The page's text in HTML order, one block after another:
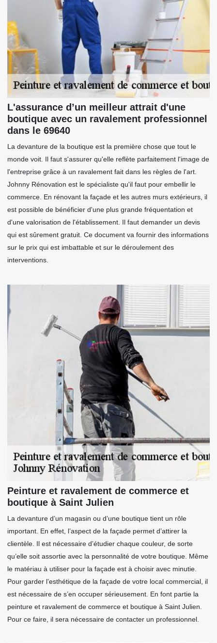
L'assurance d’un meilleur attrait d'une
boutique avec un ravalement professionnel
dans le 69640
La devanture de la boutique est la première chose que tout le
monde voit. Il faut s'assurer qu'elle reflète parfaitement l'image de
l'entreprise grâce à un ravalement fait dans les règles de l'art.
Johnny Rénovation est le spécialiste qu'il faut pour embellir le
commerce. En rénovant la façade et les autres murs extérieurs, il
est possible de bénéficier d'une plus grande fréquentation et
d'une valorisation de l'établissement. Il faut demander un devis
qui est sûrement gratuit. Ce document va fournir des informations
sur le prix qui est imbattable et sur le déroulement des
interventions.
Peinture et ravalement de commerce et
boutique à Saint Julien
La devanture d’un magasin ou d’une boutique tient un rôle
important. En effet, l’aspect de la façade permet d’attirer la
clientèle. Il est nécessaire d’étudier chaque couleur, de sorte
qu’elle soit assortie avec la personnalité de votre boutique. Même
le matériau à utiliser pour la façade est à choisir avec minutie.
Pour garder l’esthétique de la façade de votre local commercial, il
est nécessaire de s’en occuper sérieusement. En font partie la
peinture et ravalement de commerce et boutique à Saint Julien.
Pour ce faire, il sera nécessaire de contacter un professionnel.